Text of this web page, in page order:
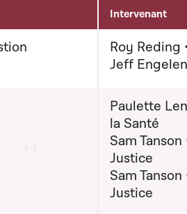
Intervenant
Roy Reding
Jeff
:
Lenert,
servant à afficher ou cacher tous
Paulette
la Santé
Sam
Justice
Sam
Justice